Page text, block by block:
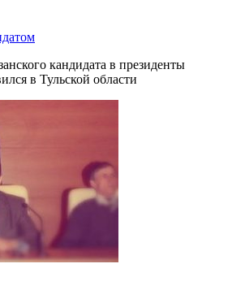
кандидата в президенты
в Тульской области